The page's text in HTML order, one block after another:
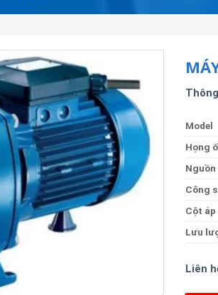
Model
Họng
Nguồn
Công
Cột áp
Lưu
Liên